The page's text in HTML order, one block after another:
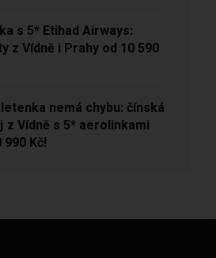
s 5* Etihad Airways:
z Vídně i Prahy od 10 590
nemá chybu: čínská
z Vídně s 5* aerolinkami
990 Kč!